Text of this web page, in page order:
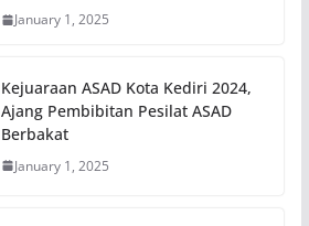
January 1, 2025
Kejuaraan ASAD Kota Kediri 2024,
Ajang Pembibitan Pesilat ASAD
Berbakat
January 1, 2025